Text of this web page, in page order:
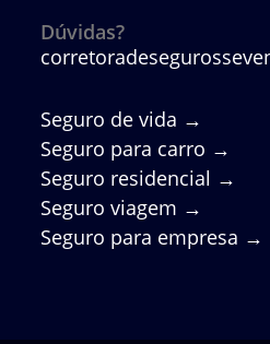
em
seu
Dúvidas?
Seguro de vida →
Seguro para carro →
Seguro residencial →
Seguro viagem →
Seguro para empresa →